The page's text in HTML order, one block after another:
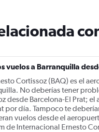
vuelos a Barranquilla
Cortissoz (BAQ) es el
No deberías tener
desde Barcelona-El Prat;
por día. Tampoco te
vuelos desde el
de Internacional Ernesto